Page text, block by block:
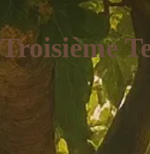
Troisième